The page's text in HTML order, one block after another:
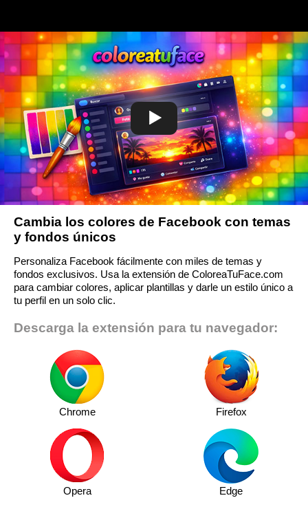
Cambia los colores de Facebook con temas
y fondos únicos
Personaliza Facebook fácilmente con miles de temas y
fondos exclusivos. Usa la extensión de ColoreaTuFace.com
para cambiar colores, aplicar plantillas y darle un estilo único a
tu perfil en un solo clic.
Descarga la extensión para tu navegador:
Chrome Firefox
Opera Edge